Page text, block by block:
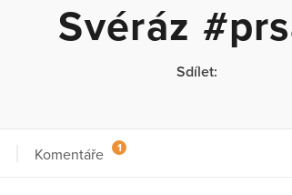
Svéráz
Sdílet:
Komentáře 1